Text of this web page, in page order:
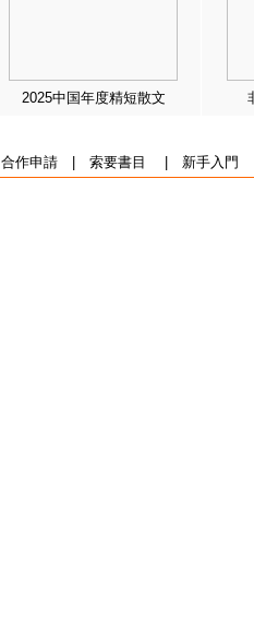
2025中国年度精短散文
合作申請| 索要書目 新手入門